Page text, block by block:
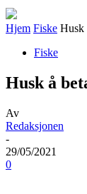
Hjem Fiske Husk
Fiske
Husk å
Av
Redaksjonen
-
29/05/2021
0